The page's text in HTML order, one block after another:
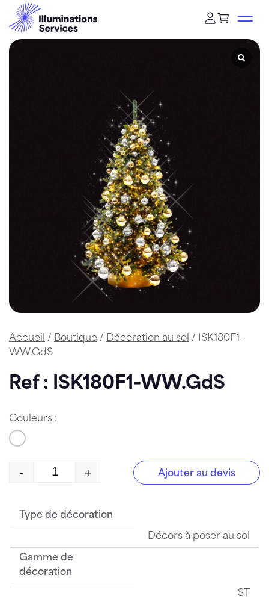
Accueil / Boutique / Décoration au sol / ISK180F1-
WW.GdS
Ref : ISK180F1-WW.GdS
Couleurs :
quantité de ISK180F1-WW.GdS
- + Ajouter au devis
Type de décoration
Décors à poser au sol
Gamme de
décoration
ST